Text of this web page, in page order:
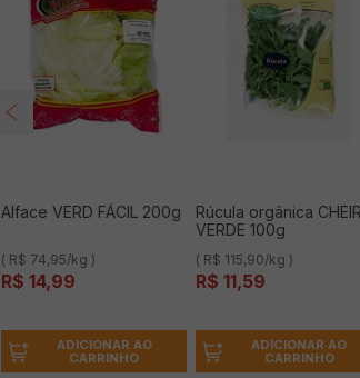
Alface VERD FÁCIL 200g
( R$ 74,95/kg )
R$ 14,99
ADICIONAR AO
CARRINHO
Rúcula orgânica
VERDE 100g
( R$ 115,90/kg )
R$ 11,59
ADICIONAR AO
CARRINHO